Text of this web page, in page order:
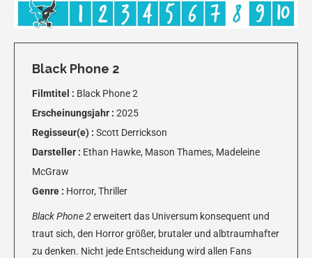
Black Phone 2
Filmtitel : Black Phone 2
Erscheinungsjahr : 2025
Regisseur(e) : Scott Derrickson
Darsteller : Ethan Hawke, Mason Thames, Madeleine
McGraw
Genre : Horror, Thriller
Black Phone 2erweitert das Universum konsequent und
traut sich, den Horror größer, brutaler und albtraumhafter
zu denken. Nicht jede Entscheidung wird allen Fans